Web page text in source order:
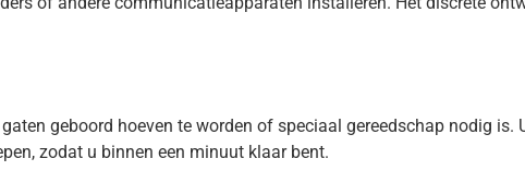
geboord hoeven te worden of speciaal gereedschap nodig
zodat u binnen een minuut klaar bent.